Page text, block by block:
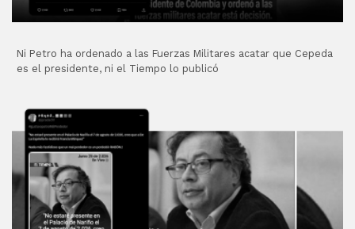
Ni Petro ha ordenado a las Fuerzas Militares acatar que Cepeda
es el presidente, ni el Tiempo lo publicó